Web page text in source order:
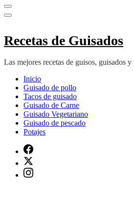
Recetas de Guisados
Las mejores recetas de guisos, guisados y
Inicio
Guisado de pollo
Tacos de guisado
Guisado de Carne
Guisado Vegetariano
Guisado de pescado
Potajes